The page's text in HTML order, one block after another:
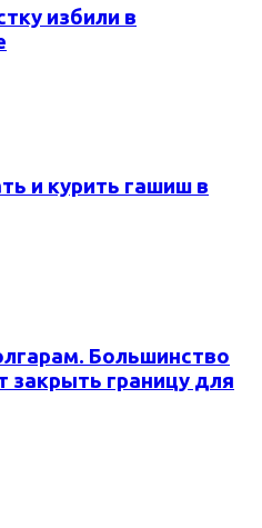
избили в
и курить гашиш в
Большинство
закрыть границу для